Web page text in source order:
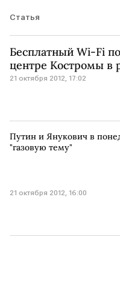
Статья
Бесплатный Wi-Fi
центре Костромы в
21 октября 2012, 17:02
Путин и Янукович в
"газовую тему"
21 октября 2012, 16:00